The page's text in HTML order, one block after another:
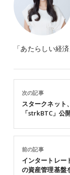
「あたらしい経
前の記事
インタートレ
の資産管理基盤
次の記事
スタークネット
「strkBTC」公